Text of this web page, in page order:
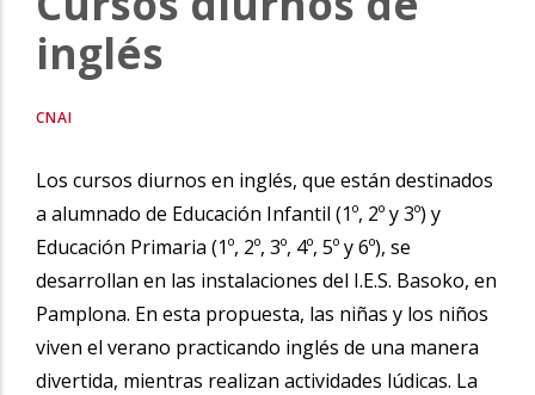
inglés
CNAI
Los cursos diurnos en inglés, que están destinados
a alumnado de Educación Infantil (1º, 2º y 3º) y
Educación Primaria (1º, 2º, 3º, 4º, 5º y 6º), se
desarrollan en las instalaciones del I.E.S. Basoko, en
Pamplona. En esta propuesta, las niñas y los niños
viven el verano practicando inglés de una manera
divertida, mientras realizan actividades lúdicas. La